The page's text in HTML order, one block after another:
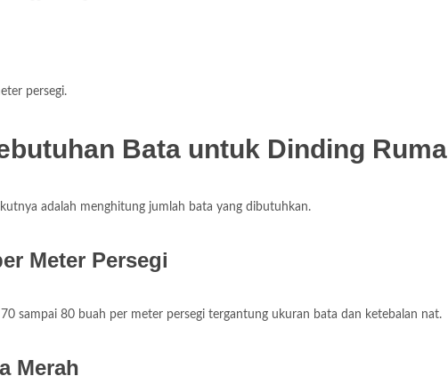
persegi.
Bata untuk Dinding
adalah menghitung jumlah bata yang dibutuhkan.
Meter Persegi
sampai 80 buah per meter persegi tergantung ukuran bata dan ketebalan nat.
Merah